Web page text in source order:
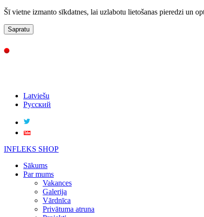
Šī vietne izmanto sīkdatnes, lai uzlabotu lietošanas pieredzi un
Sapratu
Latviešu
Русский
INFLEKS SHOP
Sākums
Par mums
Vakances
Galerija
Vārdnīca
Privātuma atruna